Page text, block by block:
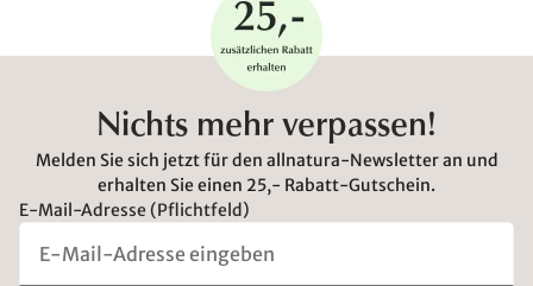
Nichts mehr verpassen!
Melden Sie sich jetzt für den allnatura-Newsletter an und
erhalten Sie einen 25,- Rabatt-Gutschein.
E-Mail-Adresse (Pflichtfeld)